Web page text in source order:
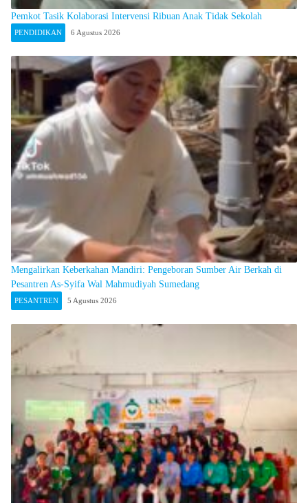
Pemkot Tasik Kolaborasi Intervensi Ribuan Anak Tidak Sekolah
PENDIDIKAN 6 Agustus 2026
Mengalirkan Keberkahan Mandiri: Pengeboran Sumber Air Berkah di
Pesantren As-Syifa Wal Mahmudiyah Sumedang
PESANTREN 5 Agustus 2026